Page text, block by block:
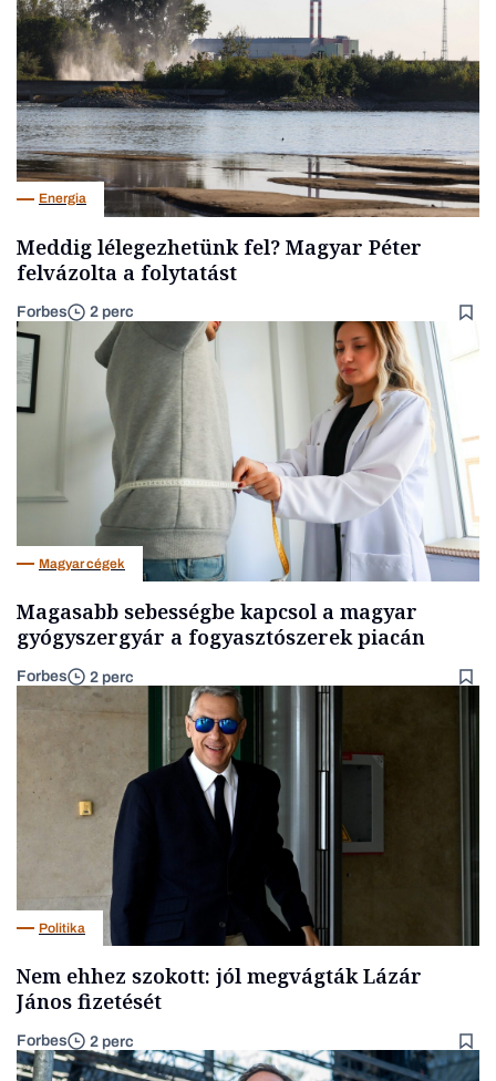
Energia
Meddig lélegezhetünk fel? Magyar Péter
felvázolta a folytatást
Forbes 2 perc
Magyar cégek
Magasabb sebességbe kapcsol a magyar
gyógyszergyár a fogyasztószerek piacán
Forbes 2 perc
Politika
Nem ehhez szokott: jól megvágták Lázár
János fizetését
Forbes 2 perc